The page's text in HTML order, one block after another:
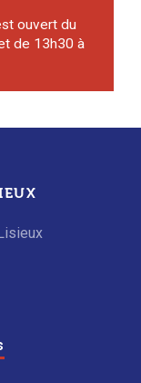
ouvert du
de 13h30 à